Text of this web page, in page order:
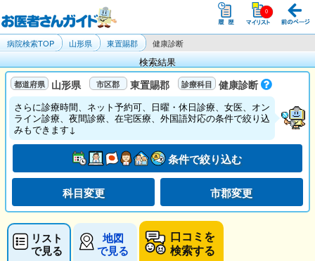
病院検索TOP 山形県 東置賜郡 健康診断
検索結果
山形県 東置賜郡 健康診断
さらに診療時間、ネット予約可、日曜・休日診療、女医、オン
ライン診療、夜間診療、在宅医療、外国語対応の条件で絞り込
みもできます↓
条件で絞り込む
科目変更 市郡変更
リスト
で見る
地図
で見る
口コミを
検索する